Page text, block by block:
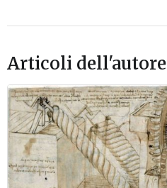
Articoli dell'autore